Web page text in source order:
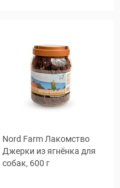
Nord Farm Лакомство
Джерки из ягнёнка для
собак, 600 г